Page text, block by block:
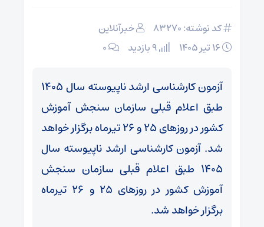
کد نوشته: 83270
خبرآنلاین
۰
آزمون کارشناسی ارشد ناپیوسته سال ۱۴۰۵
طبق اعلام قبلی سازمان سنجش آموزش
کشور در روزهای ۲۵ و ۲۶ تیرماه برگزار خواهد
شد. آزمون کارشناسی ارشد ناپیوسته سال
۱۴۰۵ طبق اعلام قبلی سازمان سنجش
آموزش کشور در روزهای ۲۵ و ۲۶ تیرماه
برگزار خواهد شد.